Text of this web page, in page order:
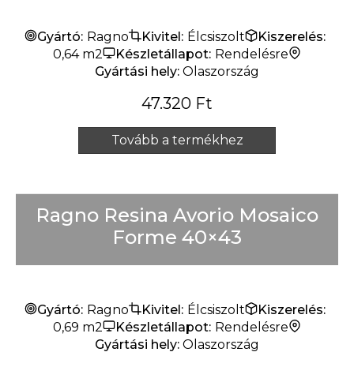
Gyártó: Ragno Kivitel: Élcsiszolt
Kiszerelés:
0,64 m2
Készletállapot: Rendelésre
Gyártási hely: Olaszország
47.320 Ft
Tovább a termékhez
Ragno Resina Avorio Mosaico
Forme 40×43
Gyártó: Ragno Kivitel: Élcsiszolt
Kiszerelés:
0,69 m2
Készletállapot: Rendelésre
Gyártási hely: Olaszország